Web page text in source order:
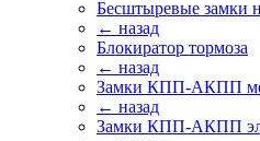
Бесштыревые замки
← назад
Блокиратор тормоза
← назад
Замки КПП-АКПП
← назад
Замки КПП-АКПП